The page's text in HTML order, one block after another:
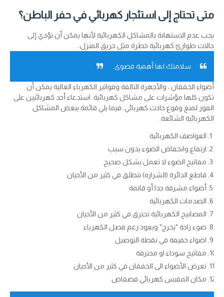
متى تحتاج إلى استئجار كهربائي في حفر الباطن؟
يجب عدم الاستهانة بالمشاكل الكهربائية لأنها يمكن أن تؤدي إلى
حالات طوارئ كهربائية خطرة مثل حريق المنزل.
سلامتك لها أهمية قصوى.
أضواء الخفقان ، والأجهزة التالفة وفواتير الكهرباء العالية يمكن أن
تكون كلها مؤشرات على مشاكل كهربائية. استدعاء أحد كهربائيين على
الفور لمنع وقوع حادث كهربائي. فيما يلي قائمة ببعض المشاكل
الكهربائية الشائعة.
العواصف الكهربائية
ارتفاع وانخفاض الضوء بدون سبب
مفاتيح الضوء لا تعمل بشكل صحيح
قاطع الدائرة (الشراره) تنطلق في كثير من الأحيان
أضواء مشرقة جدا أو قاتمة
الصدمات الكهربائية
المصابيح الكهربائية تحترق في كثير من الأحيان
ضوء راحة "يخرج" ويعود رغم فصل الكهرباء
اضواء خفيفة في نقطة التوصيل
مفاتيح سوداء او محترقة
تعرض الأضواء الى الخفقان في كثير من الأحيان
مكان المقبس كهربائي فضفاض